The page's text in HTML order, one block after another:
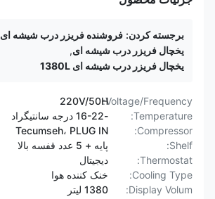
برجسته کردن: فروشنده فریزر درب شیشه ای
یخچال فریزر درب شیشه ای,
یخچال فریزر درب شیشه ای 1380L
Voltage/Frequency:
220V/50H
Temperature:
-16-22 درجه سانتیگراد
Compressor:
Tecumseh، PLUG IN
Shelf:
پایه + 5 عدد قفسه بالا
Thermostat:
دیجیتال
Cooling Type:
خنک کننده هوا
Display Volum:
1380 لیتر